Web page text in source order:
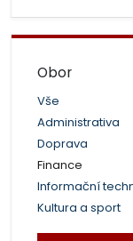
Obor
Vše
Administrativa
Doprava
Finance
Informační
Kultura a sport